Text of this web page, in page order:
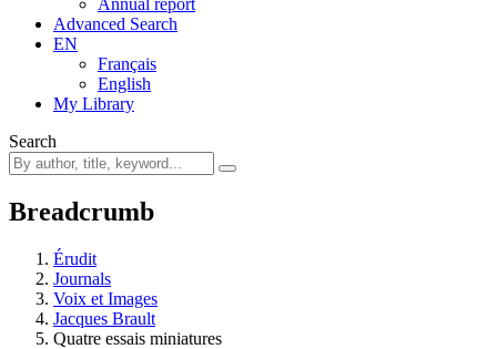
Advanced Search
EN
Français
English
My Library
Search
Breadcrumb
Érudit
Journals
Voix et Images
Jacques Brault
Quatre essais miniatures